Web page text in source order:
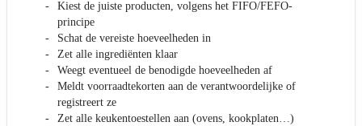
Kiest de juiste producten, volgens het FIFO/FEFO-
principe
Schat de vereiste hoeveelheden in
Zet alle ingrediënten klaar
Weegt eventueel de benodigde hoeveelheden af
Meldt voorraadtekorten aan de verantwoordelijke of
registreert ze
Zet alle keukentoestellen aan (ovens, kookplaten…)